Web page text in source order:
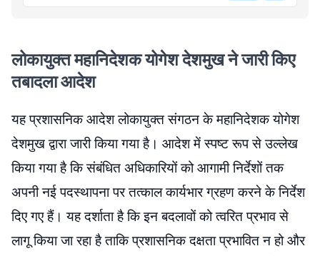
लोकायुक्त महानिदेशक योगेश देशमुख ने जारी किए
तबादला आदेश
यह प्रशासनिक आदेश लोकायुक्त संगठन के महानिदेशक योगेश
देशमुख द्वारा जारी किया गया है। आदेश में स्पष्ट रूप से उल्लेख
किया गया है कि संबंधित अधिकारियों को आगामी निर्देशों तक
अपनी नई पदस्थापना पर तत्काल कार्यभार ग्रहण करने के निर्देश
दिए गए हैं। यह दर्शाता है कि इन बदलावों को त्वरित प्रभाव से
लागू किया जा रहा है ताकि प्रशासनिक दक्षता प्रभावित न हो और